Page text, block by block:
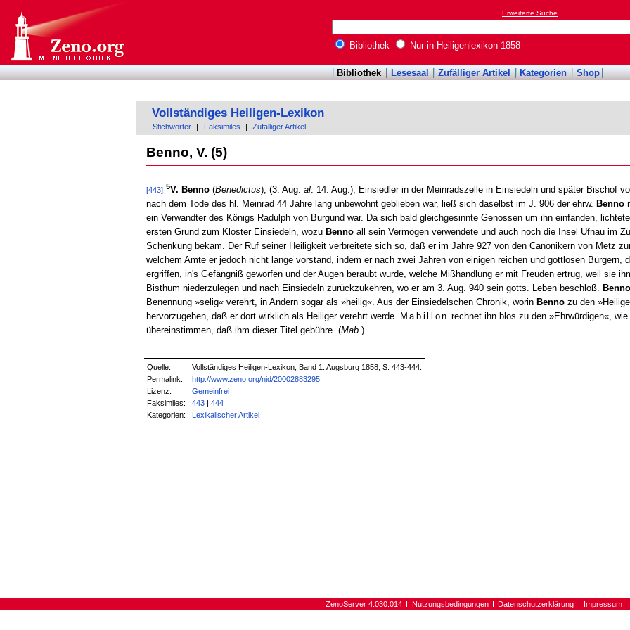
Erweiterte Suche
Bibliothek Nur in Heiligenlexikon-1858
Bibliothek Lesesaal Zufälliger Artikel Kategorien Shop
Vollständiges Heiligen-Lexikon
Stichwörter Faksimiles Zufälliger Artikel
Benno, V. (5)
[443] 5V. Benno(Benedictus), (3. Aug. al. 14. Aug.), Einsiedler in der Meinradszelle in Einsiedeln und später Bischof
nach dem Tode des hl. Meinrad 44 Jahre lang unbewohnt geblieben war, ließ sich daselbst im J. 906 der ehrw. Benno
ein Verwandter des Königs Radulph von Burgund war. Da sich bald gleichgesinnte Genossen um ihn einfanden,
ersten Grund zum Kloster Einsiedeln, wozu Bennoall sein Vermögen verwendete und auch noch die Insel Ufnau im
Schenkung bekam. Der Ruf seiner Heiligkeit verbreitete sich so, daß er im Jahre 927 von den Canonikern von Metz
welchem Amte er jedoch nicht lange vorstand, indem er nach zwei Jahren von einigen reichen und gottlosen Bürgern,
ergriffen, in's Gefängniß geworfen und der Augen beraubt wurde, welche Mißhandlung er mit Freuden ertrug, weil sie
Bisthum niederzulegen und nach Einsiedeln zurückzukehren, wo er am 3. Aug. 940 sein gotts. Leben beschloß. Benno
Benennung »selig« verehrt, in Andern sogar als »heilig«. Aus der Einsiedelschen Chronik, worin Bennozu den
hervorzugehen, daß er dort wirklich als Heiliger verehrt werde. Mabillon rechnet ihn blos zu den »Ehrwürdigen«,
übereinstimmen, daß ihm dieser Titel gebühre. (Mab.)
Quelle:
Vollständiges Heiligen-Lexikon, Band 1. Augsburg 1858, S. 443-444.
Permalink:
http://www.zeno.org/nid/20002883295
Lizenz:
Gemeinfrei
Faksimiles:
443 |444
Kategorien:
Lexikalischer Artikel
ZenoServer 4.030.014 Nutzungsbedingungen Datenschutzerklärung Impressum